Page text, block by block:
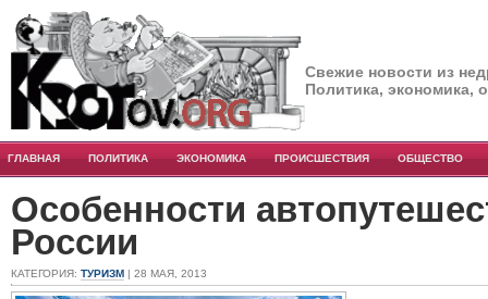
Свежие новости из
Политика, экономика,
ГЛАВНАЯ ПОЛИТИКА ЭКОНОМИКА ПРОИСШЕСТВИЯ ОБЩЕСТВО
Особенности
России
КАТЕГОРИЯ: ТУРИЗМ | 28 МАЯ, 2013